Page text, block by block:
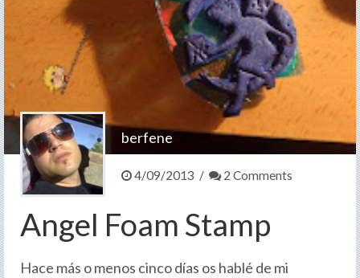
berfene
4/09/2013 / 2 Comments
Angel Foam Stamp
Hace más o menos cinco días os hablé de mi